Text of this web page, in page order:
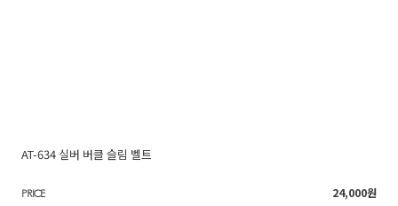
AT-634 실버 버클 슬림 벨트
PRICE 24,000원